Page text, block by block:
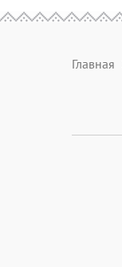
Главная